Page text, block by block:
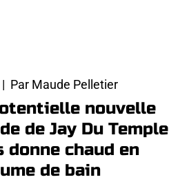
Par Maude Pelletier
nouvelle
de Jay Du Temple
donne chaud en
de bain